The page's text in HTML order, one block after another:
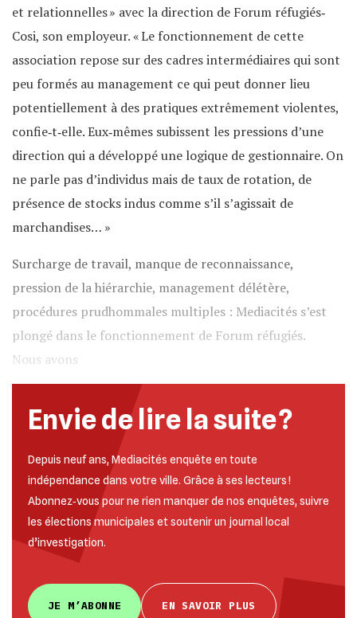
et relationnelles » avec la direction de Forum réfugiés‐
Cosi, son employeur. « Le fonctionnement de cette
association repose sur des cadres intermédiaires qui sont
peu formés au management ce qui peut donner lieu
potentiellement à des pratiques extrêmement violentes,
confie‐t‐elle. Eux‐mêmes subissent les pressions d’une
direction qui a développé une logique de gestionnaire. On
ne parle pas d’individus mais de taux de rotation, de
présence de stocks indus comme s’il s’agissait de
marchandises… »
Surcharge de travail, manque de reconnaissance,
pression de la hiérarchie, management délétère,
procédures prudhommales multiples : Mediacités s’est
plongé dans le fonctionnement de Forum réfugiés.
Nous avons
Envie de lire la suite ?
Depuis neuf ans, Mediacités enquête en toute
indépendance dans votre ville. Grâce à ses lecteurs !
Abonnez‐vous pour ne rien manquer de nos enquêtes, suivre
les élections municipales et soutenir un journal local
d’investigation.
JE M’ABONNE EN SAVOIR PLUS